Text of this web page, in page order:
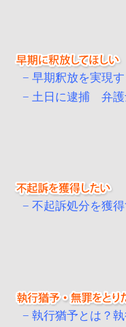
早期釈放を実現す
土日に逮捕 弁護
不起訴処分を獲
執行猶予とは？